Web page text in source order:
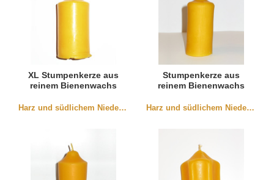
XL Stumpenkerze aus
reinem Bienenwachs
Harz und südlichem Niedersachen
Stumpenkerze aus
reinem Bienenwachs
Harz und südlichem Niedersachen